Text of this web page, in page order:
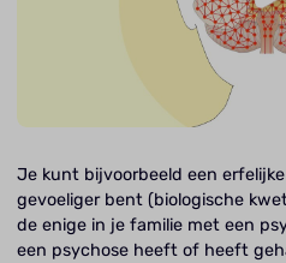
Je kunt bijvoorbeeld een
gevoeliger bent (biologische
de enige in je familie met een
een psychose heeft of heeft